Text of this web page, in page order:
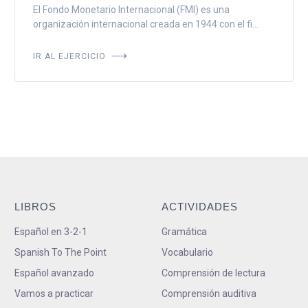
El Fondo Monetario Internacional (FMI) es una
organización internacional creada en 1944 con el fi...
IR AL EJERCICIO
LIBROS
Español en 3-2-1
Spanish To The Point
Español avanzado
Vamos a practicar
ACTIVIDADES
Gramática
Vocabulario
Comprensión de lectura
Comprensión auditiva